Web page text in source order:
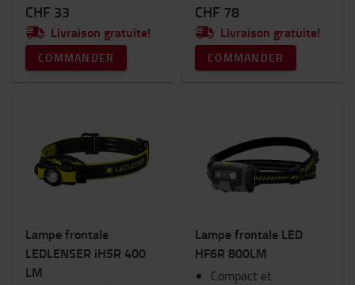
Sièges
Vêtements de travail
Catégorie
CHF 33
Livraison gratuite!
COMMANDER
CHF 78
Livraison gratuite!
COMMANDER
Lampe frontale
LEDLENSER iH5R 400
LM
Lampe frontale LED
HF6R 800LM
Compact et